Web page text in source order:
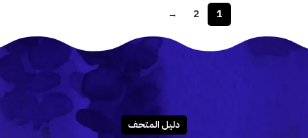
1
2
→
دليـل المتحـف